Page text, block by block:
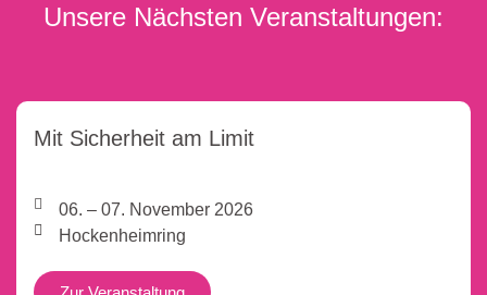
Unsere Nächsten Veranstaltungen:
Mit Sicherheit am Limit
06. – 07. November 2026
Hockenheimring